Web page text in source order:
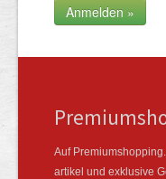
Auf
artikel und exklusive